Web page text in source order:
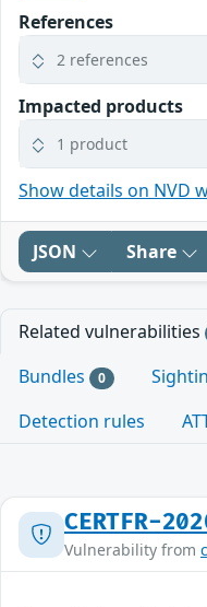
References
2 references
Impacted products
1 product
Show details on NVD
JSON Share
Related vulnerabilities
Bundles 0
Detection rules
CERTFR-
Vulnerability from